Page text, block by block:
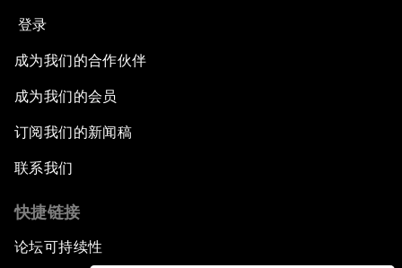
登录
成为我们的合作伙伴
成为我们的会员
订阅我们的新闻稿
联系我们
快捷链接
论坛可持续性